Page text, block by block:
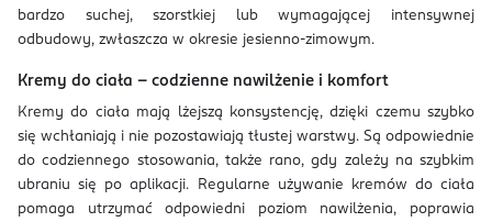
bardzo suchej, szorstkiej lub wymagającej intensywnej
odbudowy, zwłaszcza w okresie jesienno-zimowym.
Kremy do ciała – codzienne nawilżenie i komfort
Kremy do ciała mają lżejszą konsystencję, dzięki czemu szybko
się wchłaniają i nie pozostawiają tłustej warstwy. Są odpowiednie
do codziennego stosowania, także rano, gdy zależy na szybkim
ubraniu się po aplikacji. Regularne używanie kremów do ciała
pomaga utrzymać odpowiedni poziom nawilżenia, poprawia